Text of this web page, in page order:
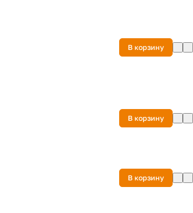
В корзину
В корзину
В корзину